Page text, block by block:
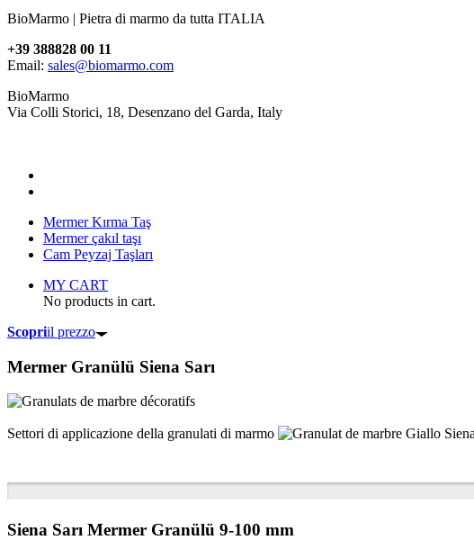
BioMarmo | Pietra di marmo da tutta ITALIA
+39 388828 00 11
Email: sales@biomarmo.com
BioMarmo
Via Colli Storici, 18, Desenzano del Garda, Italy
Mermer Kırma Taş
Mermer çakıl taşı
Cam Peyzaj Taşları
MY CART
No products in cart.
Scopriil prezzo
Mermer Granülü Siena Sarı
Settori di applicazione della granulati di marmo
Siena Sarı Mermer Granülü 9-100 mm